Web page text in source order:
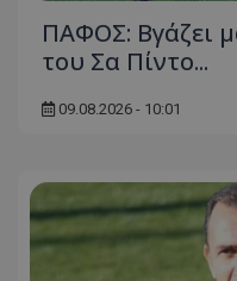
ΠΑΦΟΣ: Βγάζει
του Σα Πίντο...
09.08.2026 - 10:01